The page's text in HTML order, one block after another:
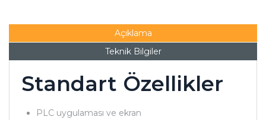
Açıklama
Teknik Bilgiler
Standart Özellikler
PLC uygulaması ve ekran